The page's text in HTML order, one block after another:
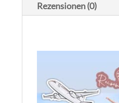
Rezensionen (0)